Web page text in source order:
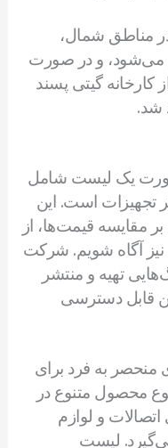
مناطق شمال،
می‌شود، و در صورت
کارخانه گیتی پسند
شد.
یک لیست شامل
تجهیزات است. این
مقایسه قیمت‌ها، از
آگاه شویم. شرکت
تهیه و منتشر
قابل دسترسی
به فرد برای
محصول بوده و بیش از 200 نوع محصول متنوع در
و لوازم
لیست